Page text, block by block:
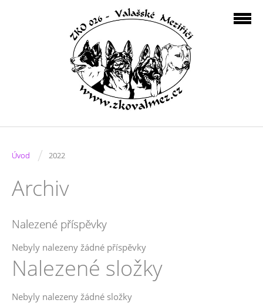
Úvod / 2022
Archiv
Nalezené příspěvky
Nebyly nalezeny žádné příspěvky
Nalezené složky
Nebyly nalezeny žádné složky